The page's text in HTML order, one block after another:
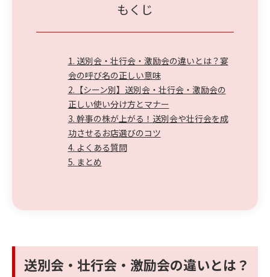
もくじ
1. 送別会・壮行会・激励会の違いとは？宴
会の呼び名の正しい意味
2.【シーン別】送別会・壮行会・激励会の
正しい使い分け方とマナー
3. 幹事の株が上がる！送別会や壮行会を成
功させるお店選びのコツ
4. よくある質問
5. まとめ
送別会・壮行会・激励会の違いとは？